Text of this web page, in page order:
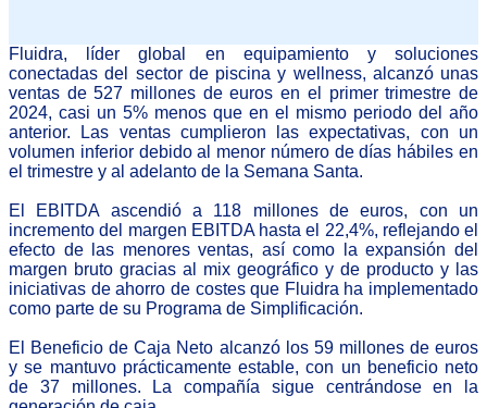
Fluidra, líder global en equipamiento y soluciones
conectadas del sector de piscina y wellness, alcanzó unas
ventas de 527 millones de euros en el primer trimestre de
2024, casi un 5% menos que en el mismo periodo del año
anterior. Las ventas cumplieron las expectativas, con un
volumen inferior debido al menor número de días hábiles en
el trimestre y al adelanto de la Semana Santa.
El EBITDA ascendió a 118 millones de euros, con un
incremento del margen EBITDA hasta el 22,4%, reflejando el
efecto de las menores ventas, así como la expansión del
margen bruto gracias al mix geográfico y de producto y las
iniciativas de ahorro de costes que Fluidra ha implementado
como parte de su Programa de Simplificación.
El Beneficio de Caja Neto alcanzó los 59 millones de euros
y se mantuvo prácticamente estable, con un beneficio neto
de 37 millones. La compañía sigue centrándose en la